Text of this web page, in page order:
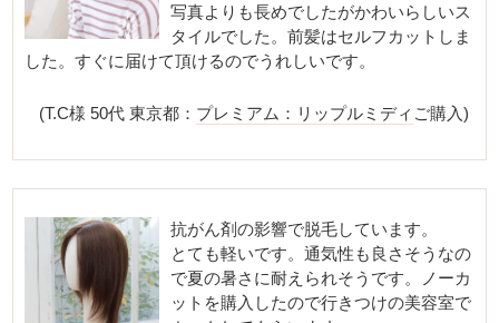
写真よりも長めでしたがかわいらしいス
タイルでした。前髪はセルフカットしま
した。すぐに届けて頂けるのでうれしいです。
(T.C様 50代 東京都： プレミアム：リップルミディ ご購入)
抗がん剤の影響で脱毛しています。
とても軽いです。通気性も良さそうなの
で夏の暑さに耐えられそうです。ノーカ
ットを購入したので行きつけの美容室で